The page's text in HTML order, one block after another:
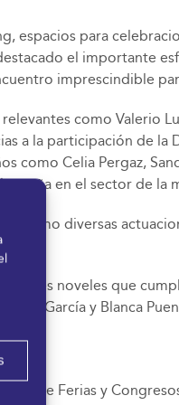
espacios para
el importante
imprescindible
como Valerio
a la participación de la
como Celia Pergaz,
en el sector de la
como diversas
noveles que
García y Blanca
de Ferias y